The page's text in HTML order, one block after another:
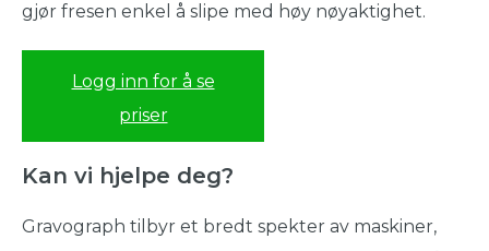
gjør fresen enkel å slipe med høy nøyaktighet.
Logg inn for å se
priser
Kan vi hjelpe deg?
Gravograph tilbyr et bredt spekter av maskiner,